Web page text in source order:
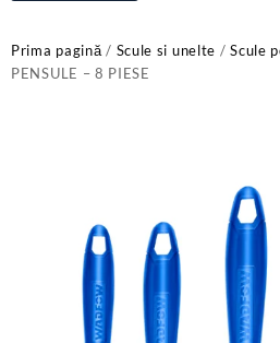
Prima pagină/ Scule si unelte /Scule
PENSULE – 8 PIESE